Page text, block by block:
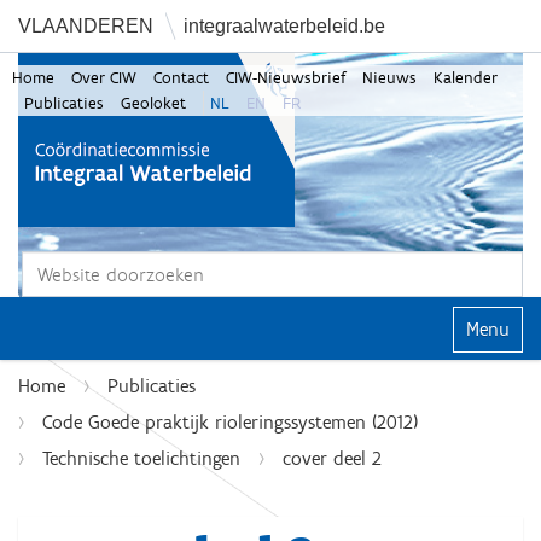
VLAANDEREN integraalwaterbeleid.be
Zoek
Home Over CIW Contact CIW-Nieuwsbrief Nieuws
Kalender
Publicaties
Geoloket NL EN FR
Klap
Home
Publicaties
Code Goede praktijk rioleringssystemen (2012)
Technische toelichtingen
cover deel 2